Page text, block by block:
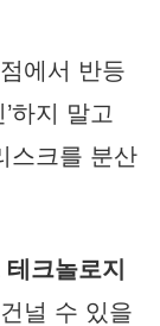
에서 반등
하지 말고
스크를 분산
크놀로지
널 수 있을